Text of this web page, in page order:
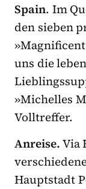
Spain. Im
den sieben
uns die
»Michelles
Volltreffer.
Anreise.Via
Hauptstadt